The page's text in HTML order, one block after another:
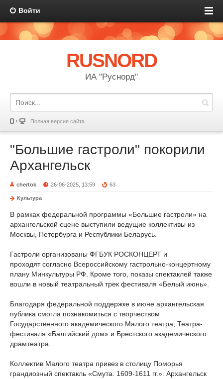
Войти
RUSNORD
ИА "Руснорд"
Полная версия сайта
"Большие гастроли" покорили
Архангельск
chertok 26-06-2025, 13:59 63
Культура
В рамках федеральной программы «Большие гастроли» на
архангельской сцене выступили ведущие коллективы из
Москвы, Петербурга и Республики Беларусь.
Гастроли организованы ФГБУК РОСКОНЦЕРТ и
проходят согласно Всероссийскому гастрольно-концертному
плану Минкультуры РФ. Кроме того, показы спектаклей также
вошли в новый театральный трек фестиваля «Белый июнь».
Благодаря федеральной поддержке в июне архангельская
публика смогла познакомиться с творчеством
Государственного академического Малого театра, Театра-
фестиваля «Балтийский дом» и Брестского академического
драмтеатра.
Коллектив Малого театра привез в столицу Поморья
грандиозный спектакль «Смута. 1609-1611 гг.». Архангельск